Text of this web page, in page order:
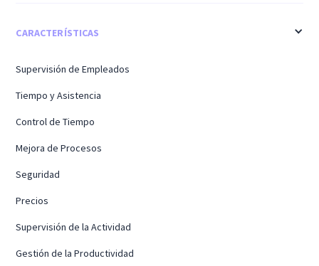
CARACTERÍSTICAS
Supervisión de Empleados
Tiempo y Asistencia
Control de Tiempo
Mejora de Procesos
Seguridad
Precios
Supervisión de la Actividad
Gestión de la Productividad